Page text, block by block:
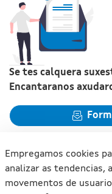
Se tes calquera
Encantaranos
Empregamos cookies
analizar as tendencias,
movementos de